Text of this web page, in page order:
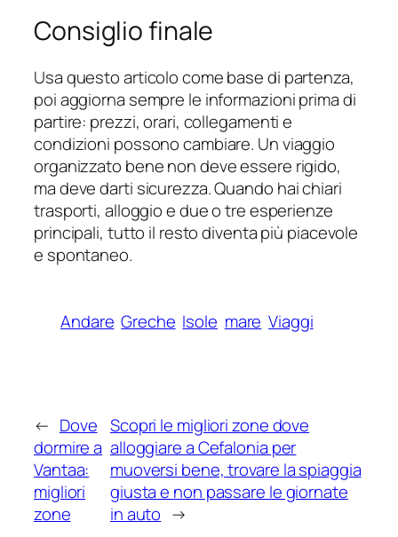
Consiglio finale
Usa questo articolo come base di partenza,
poi aggiorna sempre le informazioni prima di
partire: prezzi, orari, collegamenti e
condizioni possono cambiare. Un viaggio
organizzato bene non deve essere rigido,
ma deve darti sicurezza. Quando hai chiari
trasporti, alloggio e due o tre esperienze
principali, tutto il resto diventa più piacevole
e spontaneo.
Andare Greche Isole mare Viaggi
← Dove
dormire a
Vantaa:
migliori
zone
Scopri le migliori zone dove
alloggiare a Cefalonia per
muoversi bene, trovare la spiaggia
giusta e non passare le giornate
in auto →